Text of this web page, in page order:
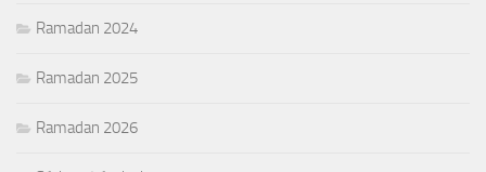
Ramadan 2024
Ramadan 2025
Ramadan 2026